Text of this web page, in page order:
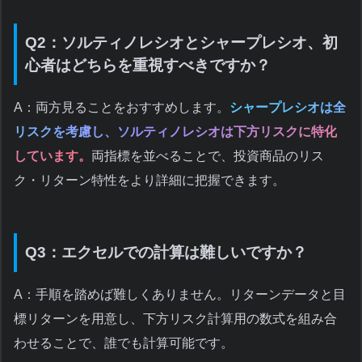
Q2：ソルティノレシオとシャープレシオ、初
心者はどちらを重視すべきですか？
A：両方見ることをおすすめします。 シャープレシオは全
リスクを考慮し、ソルティノレシオは下方リスクに特化
しています。 両指標を並べることで、投資商品のリス
ク・リターン特性をより詳細に把握できます。
Q3：エクセルでの計算は難しいですか？
A：手順を踏めば難しくありません。リターンデータと目
標リターンを用意し、下方リスク計算用の数式を組み合
わせることで、誰でも計算可能です。